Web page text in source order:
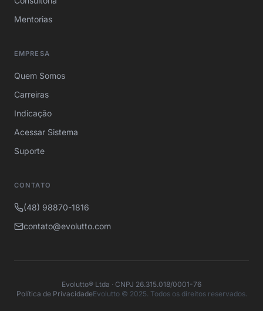
Mentorias
EMPRESA
Quem Somos
Carreiras
Indicação
Acessar Sistema
Suporte
CONTATO
(48) 98870-1816
contato@evolutto.com
Evolutto® Ltda · CNPJ 26.315.018/0001-76
Política de PrivacidadeEvolutto © 2025. Todos os direitos reservados.